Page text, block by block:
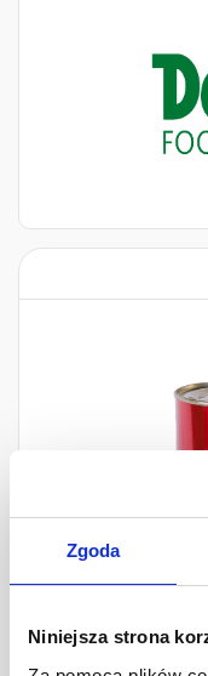
Zgoda
Niniejsza strona